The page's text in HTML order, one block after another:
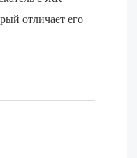
отличает его